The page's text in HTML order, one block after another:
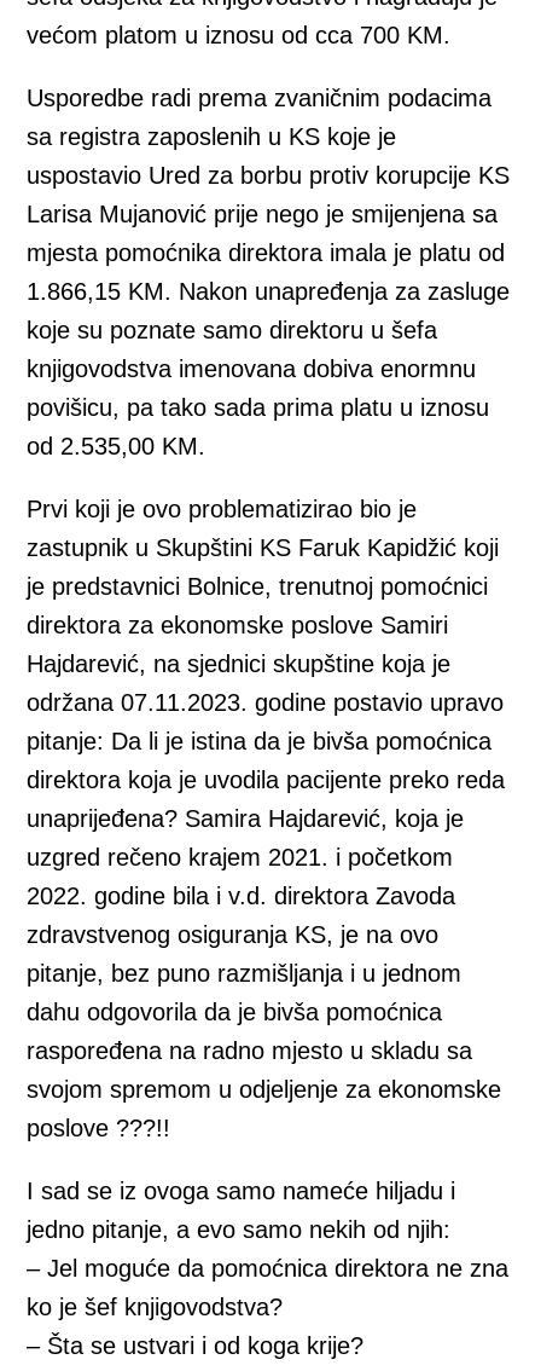
većom platom u iznosu od cca 700 KM.
Usporedbe radi prema zvaničnim podacima
sa registra zaposlenih u KS koje je
uspostavio Ured za borbu protiv korupcije KS
Larisa Mujanović prije nego je smijenjena sa
mjesta pomoćnika direktora imala je platu od
1.866,15 KM. Nakon unapređenja za zasluge
koje su poznate samo direktoru u šefa
knjigovodstva imenovana dobiva enormnu
povišicu, pa tako sada prima platu u iznosu
od 2.535,00 KM.
Prvi koji je ovo problematizirao bio je
zastupnik u Skupštini KS Faruk Kapidžić koji
je predstavnici Bolnice, trenutnoj pomoćnici
direktora za ekonomske poslove Samiri
Hajdarević, na sjednici skupštine koja je
održana 07.11.2023. godine postavio upravo
pitanje: Da li je istina da je bivša pomoćnica
direktora koja je uvodila pacijente preko reda
unaprijeđena? Samira Hajdarević, koja je
uzgred rečeno krajem 2021. i početkom
2022. godine bila i v.d. direktora Zavoda
zdravstvenog osiguranja KS, je na ovo
pitanje, bez puno razmišljanja i u jednom
dahu odgovorila da je bivša pomoćnica
raspoređena na radno mjesto u skladu sa
svojom spremom u odjeljenje za ekonomske
poslove ???!!
I sad se iz ovoga samo nameće hiljadu i
jedno pitanje, a evo samo nekih od njih:
– Jel moguće da pomoćnica direktora ne zna
ko je šef knjigovodstva?
– Šta se ustvari i od koga krije?